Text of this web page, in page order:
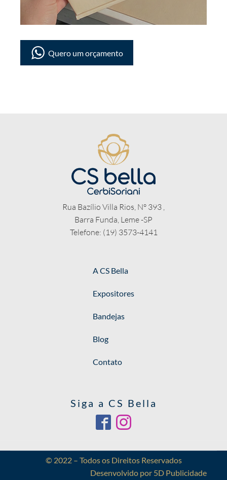
Quero um orçamento
Rua Bazílio Villa Rios, N° 393 ,
Barra Funda, Leme -SP
Telefone: (19) 3573-4141
A CS Bella
Expositores
Bandejas
Blog
Contato
Siga a CS Bella
© 2022 – Todos os Direitos Reservados
Desenvolvido por 5D Publicidade